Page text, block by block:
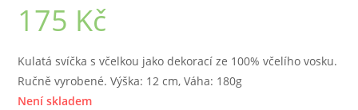
175 Kč
Kulatá svíčka s včelkou jako dekorací ze 100% včelího vosku.
Ručně vyrobené. Výška: 12 cm, Váha: 180g
Není skladem